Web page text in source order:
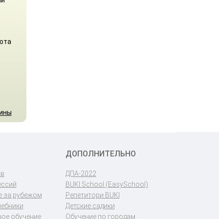
за рубежом
обучение
ДОПОЛНИТЕЛЬНО
ДПА-2022
BUKI School (EasySchool)
Репетитори BUKI
Детские садики
Обучение по городам